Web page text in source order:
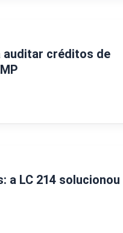
auditar créditos de
a LC 214 solucionou